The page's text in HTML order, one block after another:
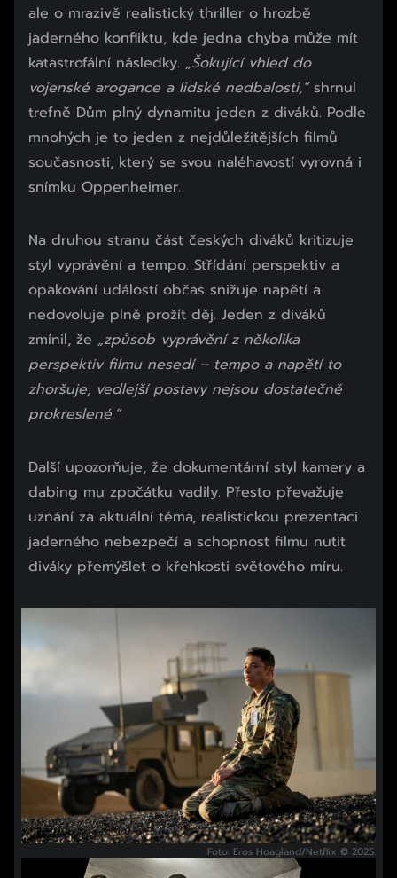
ale o mrazivě realistický thriller o hrozbě
jaderného konfliktu, kde jedna chyba může mít
katastrofální následky. „Šokující vhled do
vojenské arogance a lidské nedbalosti,“shrnul
trefně Dům plný dynamitu jeden z diváků. Podle
mnohých je to jeden z nejdůležitějších filmů
současnosti, který se svou naléhavostí vyrovná i
snímku Oppenheimer.
Na druhou stranu část českých diváků kritizuje
styl vyprávění a tempo. Střídání perspektiv a
opakování událostí občas snižuje napětí a
nedovoluje plně prožít děj. Jeden z diváků
zmínil, že „způsob vyprávění z několika
perspektiv filmu nesedí – tempo a napětí to
zhoršuje, vedlejší postavy nejsou dostatečně
prokreslené.“
Další upozorňuje, že dokumentární styl kamery a
dabing mu zpočátku vadily. Přesto převažuje
uznání za aktuální téma, realistickou prezentaci
jaderného nebezpečí a schopnost filmu nutit
diváky přemýšlet o křehkosti světového míru.
Foto: Eros Hoagland/Netflix © 2025.